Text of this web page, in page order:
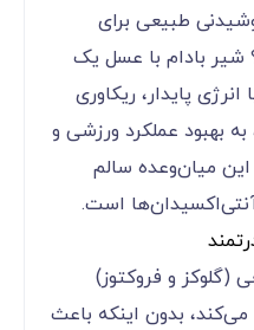
طبیعی برای
شیر بادام با عسل یک
پایدار، ریکاوری
بهبود عملکرد ورزشی و
میان‌وعده سالم
است.
(گلوکز و فروکتوز)
می‌کند، بدون اینکه باعث